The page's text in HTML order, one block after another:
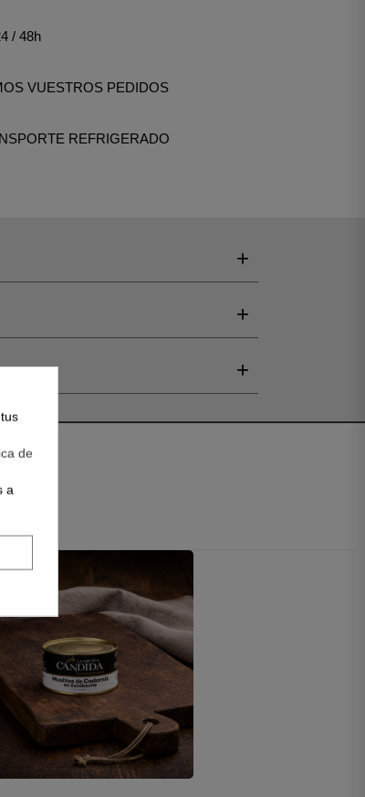
/ 48h
VUESTROS PEDIDOS
REFRIGERADO
+
+
+
de
a